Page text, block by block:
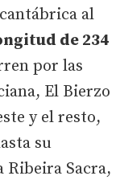
al
de 234
por las
El Bierzo
y el resto,
su
Ribeira Sacra,